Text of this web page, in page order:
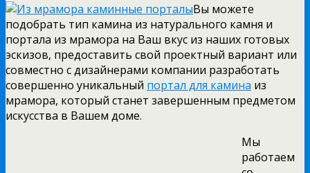
Вы можете
подобрать тип камина из натурального камня и
портала из мрамора на Ваш вкус из наших готовых
эскизов, предоставить свой проектный вариант или
совместно с дизайнерами компании разработать
совершенно уникальный портал для камина из
мрамора, который станет завершенным предметом
искусства в Вашем доме.
Мы
работаем